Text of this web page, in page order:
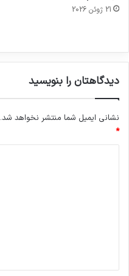
21 ژوئن 2026
دیدگاهتان را بنویسید
نشانی ایمیل شما منتشر نخواهد شد.
*